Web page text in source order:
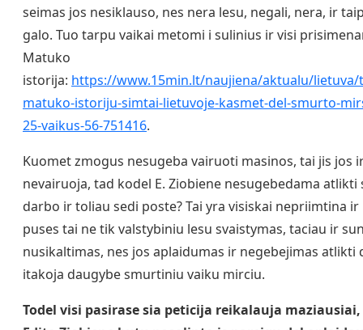
seimas jos nesiklauso, nes nera lesu, negali, nera, ir
galo. Tuo tarpu vaikai metomi i sulinius ir visi
Matuko
istorija: https://www.15min.lt/naujiena/aktualu/
matuko-istoriju-simtai-lietuvoje-kasmet-del-smurto-
25-vaikus-56-751416.
Kuomet zmogus nesugeba vairuoti masinos, tai jis jos
nevairuoja, tad kodel E. Ziobiene nesugebedama atlikti
darbo ir toliau sedi poste? Tai yra visiskai nepriimtina ir
puses tai ne tik valstybiniu lesu svaistymas, taciau ir
nusikaltimas, nes jos aplaidumas ir negebejimas atlikti
itakoja daugybe smurtiniu vaiku mirciu.
Todel visi pasirase sia peticija reikalauja